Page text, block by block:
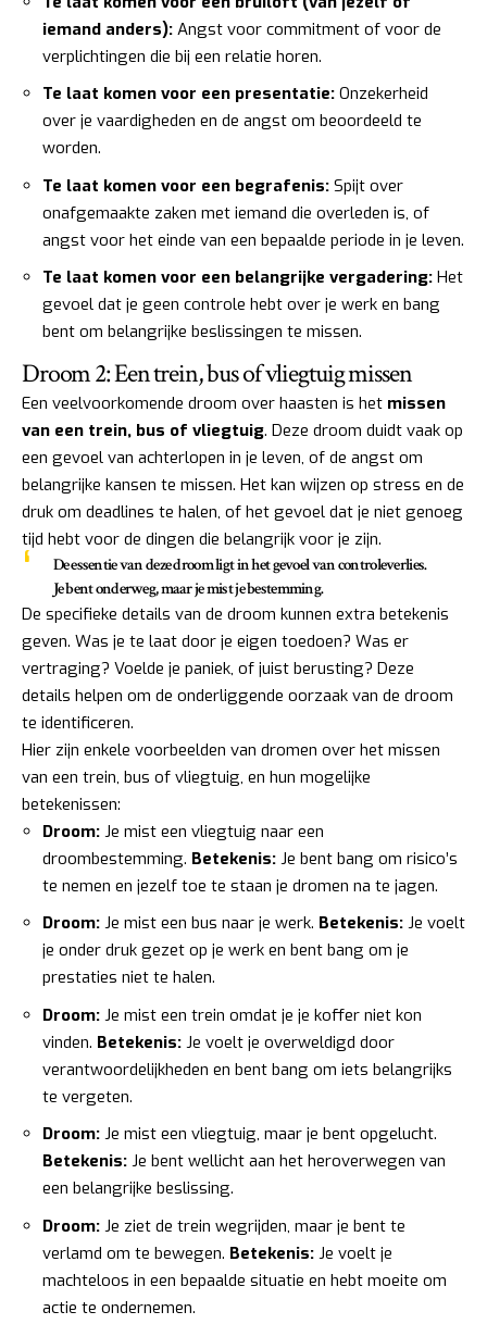
iemand anders): Angst voor commitment of voor de
verplichtingen die bij een relatie horen.
Te laat komen voor een presentatie: Onzekerheid
over je vaardigheden en de angst om beoordeeld te
worden.
Te laat komen voor een begrafenis: Spijt over
onafgemaakte zaken met iemand die overleden is, of
angst voor het einde van een bepaalde periode in je leven.
Te laat komen voor een belangrijke vergadering: Het
gevoel dat je geen controle hebt over je werk en bang
bent om belangrijke beslissingen te missen.
Droom 2: Een trein, bus of vliegtuig missen
Een veelvoorkomende droom over haasten is het missen
van een trein, bus of vliegtuig. Deze droom duidt vaak op
een gevoel van achterlopen in je leven, of de angst om
belangrijke kansen te missen. Het kan wijzen op stress en de
druk om deadlines te halen, of het gevoel dat je niet genoeg
tijd hebt voor de dingen die belangrijk voor je zijn.
De essentie van deze droom ligt in het gevoel vancontroleverlies.
Je bent onderweg, maar je mist je bestemming.
De specifieke details van de droom kunnen extra betekenis
geven. Was je te laat door je eigen toedoen? Was er
vertraging? Voelde je paniek, of juist berusting? Deze
details helpen om de onderliggende oorzaak van de droom
te identificeren.
Hier zijn enkele voorbeelden van dromen over het missen
van een trein, bus of vliegtuig, en hun mogelijke
betekenissen:
Droom: Je mist een vliegtuig naar een
droombestemming. Betekenis: Je bent bang om risico’s
te nemen en jezelf toe te staan je dromen na te jagen.
Droom: Je mist een bus naar je werk. Betekenis: Je voelt
je onder druk gezet op je werk en bent bang om je
prestaties niet te halen.
Droom: Je mist een trein omdat je je koffer niet kon
vinden. Betekenis: Je voelt je overweldigd door
verantwoordelijkheden en bent bang om iets belangrijks
te vergeten.
Droom: Je mist een vliegtuig, maar je bent opgelucht.
Betekenis: Je bent wellicht aan het heroverwegen van
een belangrijke beslissing.
Droom: Je ziet de trein wegrijden, maar je bent te
verlamd om te bewegen. Betekenis: Je voelt je
machteloos in een bepaalde situatie en hebt moeite om
actie te ondernemen.